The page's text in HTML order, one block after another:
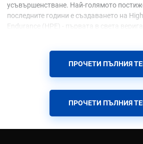
усъвършенстване. Най-голямото
последните години е създаването на
Endurance (HPE) - първата в света
Ключови продукти и
HPE (High Performance Endurance)-
ПРОЧЕТИ ПЪЛНИЯ
ПРОЧЕТИ ПЪЛНИЯ